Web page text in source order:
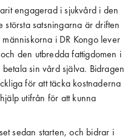
engagerad i sjukvård i den
satsningarna är driften
i DR Kongo lever
den utbredda fattigdomen i
sin vård själva. Bidragen
för att täcka kostnaderna
utifrån för att kunna
sedan starten, och bidrar i